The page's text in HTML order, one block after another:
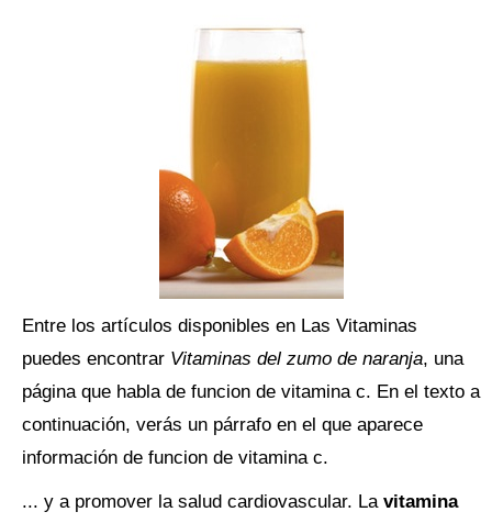
Entre los artículos disponibles en Las Vitaminas
puedes encontrar Vitaminas del zumo de naranja, una
página que habla de funcion de vitamina c. En el texto a
continuación, verás un párrafo en el que aparece
información de funcion de vitamina c.
... y a promover la salud cardiovascular. La vitamina